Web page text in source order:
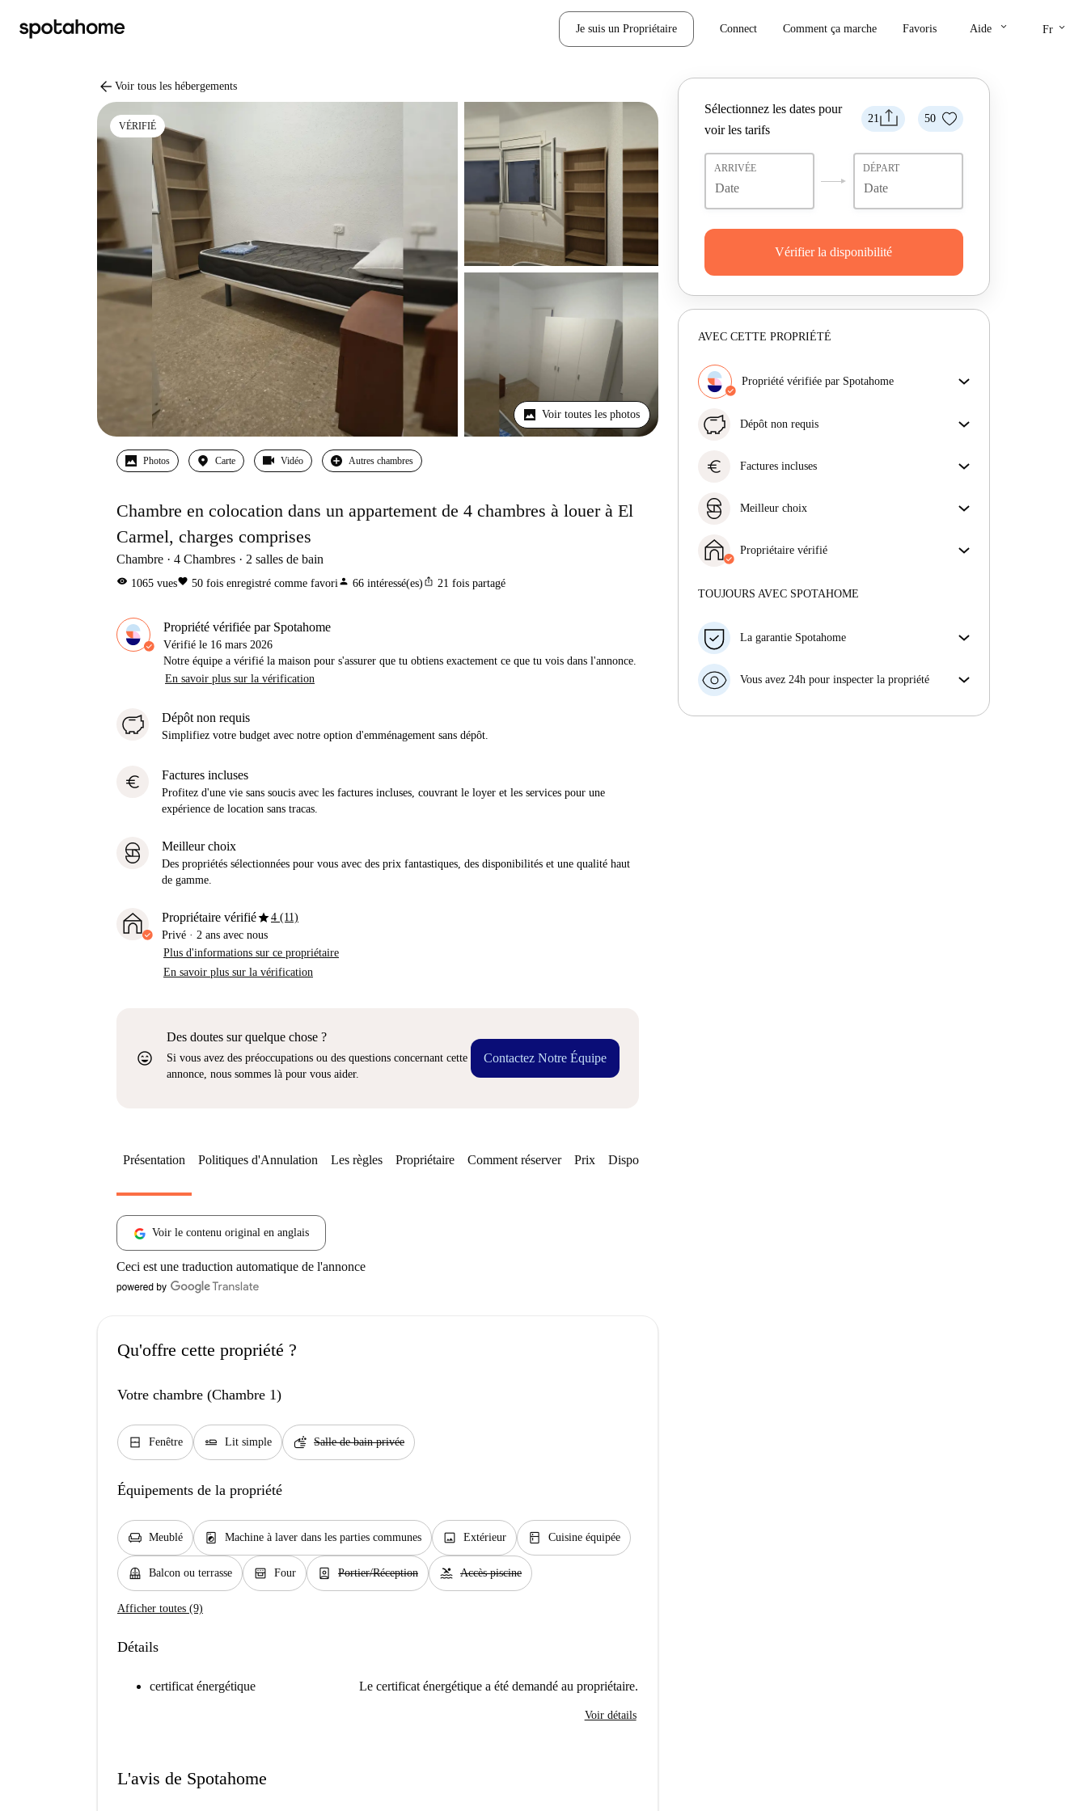
Je suis un Propriétaire Connect Comment ça marche Favoris Aide keyboard_arrow_down Fr keyboard_arrow_down
arrow_back Voir tous les hébergements
VÉRIFIÉ
Voir toutes les photos
Photos Carte Vidéo Autres chambres
Chambre en colocation dans un appartement de 4 chambres à louer à El
Carmel, charges comprises
Chambre 4 Chambres 2 salles de bain
visibility 1065 vuesfavorite 50 fois enregistré comme favoriperson 66 intéressé(es) ios_share 21 fois partagé
Propriété vérifiée par Spotahome
Vérifié le 16 mars 2026
Notre équipe a vérifié la maison pour s'assurer que tu obtiens exactement ce que tu vois dans l'annonce.
En savoir plus sur la vérification
Dépôt non requis
Simplifiez votre budget avec notre option d'emménagement sans dépôt.
euro Factures incluses
Profitez d'une vie sans soucis avec les factures incluses, couvrant le loyer et les services pour une
expérience de location sans tracas.
Meilleur choix
Des propriétés sélectionnées pour vous avec des prix fantastiques, des disponibilités et une qualité haut
de gamme.
Propriétaire vérifiéstar4 (11)
Privé · 2 ans avec nous
Plus d'informations sur ce propriétaire
En savoir plus sur la vérification
sentiment_very_satisfied
Des doutes sur quelque chose ?
Si vous avez des préoccupations ou des questions concernant cette
annonce, nous sommes là pour vous aider.
Contactez Notre Équipe
21 50
Sélectionnez les dates pour
voir les tarifs
ARRIVÉE DÉPART
Vérifier la disponibilité
AVEC CETTE PROPRIÉTÉ
Propriété vérifiée par Spotahome
obtiens exactement ce que tu vois dans l'annonce.
Dépôt non requis
d'emménagement sans dépôt.
euro Factures incluses
incluses, couvrant le loyer et les services pour une
Meilleur choix
fantastiques, des disponibilités et une qualité haut de
gamme.
Propriétaire vérifié
Plus d'informations sur ce propriétaire
TOUJOURS AVEC SPOTAHOME
La garantie Spotahome
préavis, nous allons soit (A) vous payer une chambre
soit (B) vous rembourser en totalité.
Vous avez 24h pour inspecter la propriété
Présentation Politiques d'Annulation Les règles Propriétaire Comment réserver Prix Disponibilités
Voir le contenu original en anglais
Ceci est une traduction automatique de l'annonce
Qu'offre cette propriété ?
Votre chambre (Chambre 1)
window_closed Fenêtre airline_seat_flat Lit simple soap Salle de bain privée
Équipements de la propriété
chair Meublé local_laundry_service Machine à laver dans les parties communes image Extérieur kitchen Cuisine équipée
balcony Balcon ou terrasse oven_gen Four person_book Portier/Réception pool Accès piscine
Afficher toutes (9)
Détails
certificat énergétique Le certificat énergétique a été demandé au propriétaire.
Voir détails
L'avis de Spotahome